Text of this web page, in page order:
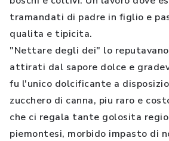
tramandati di padre in figlio e
qualita e tipicita.
"Nettare degli dei" lo
attirati dal sapore dolce e
fu l'unico dolcificante a
zucchero di canna, piu raro e
che ci regala tante golosita
piemontesi, morbido impasto di